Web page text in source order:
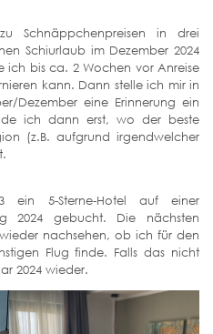
Schnäppchenpreisen in drei
Schiurlaub im Dezember 2024
bis ca. 2 Wochen vor Anreise
kann. Dann stelle ich mir in
Dezember eine Erinnerung ein
ich dann erst, wo der beste
(z.B. aufgrund irgendwelcher
ein 5-Sterne-Hotel auf einer
2024 gebucht. Die nächsten
nachsehen, ob ich für den
Flug finde. Falls das nicht
2024 wieder.